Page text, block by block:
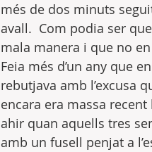
més de dos minuts
avall.  Com podia ser
mala manera i que no
Feia més d’un any que
rebutjava amb l’excusa
encara era massa
ahir quan aquells tres
amb un fusell penjat a